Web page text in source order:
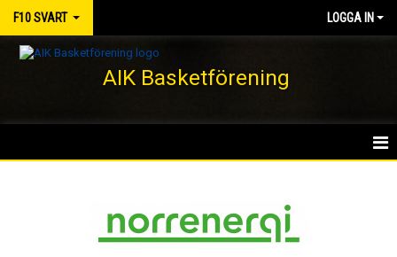
F10 SVART LOGGA IN
AIK Basketförening